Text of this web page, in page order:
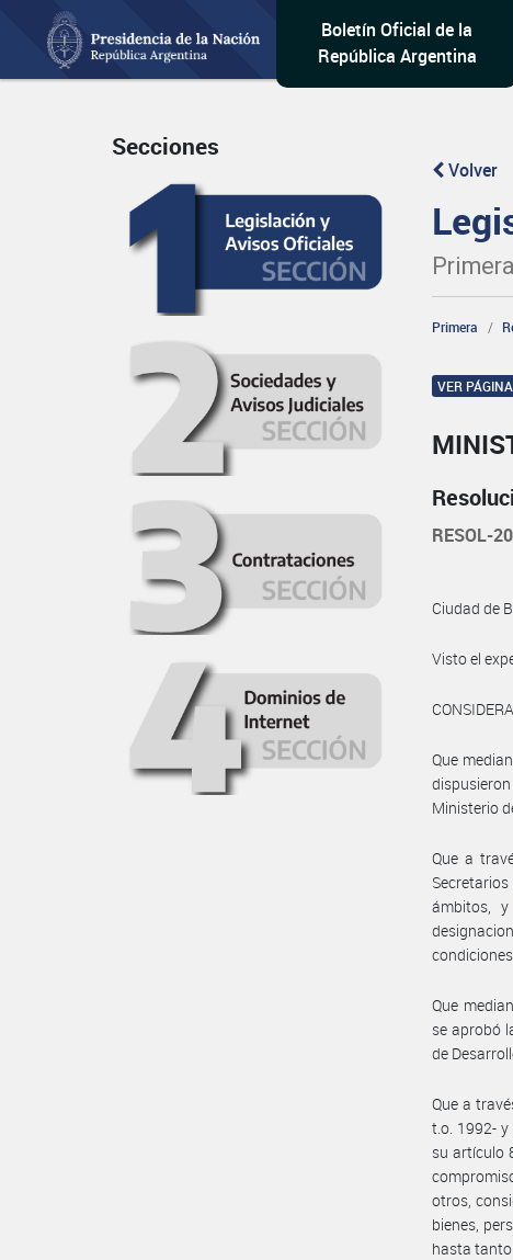
Boletín Oficial de la
República Argentina
Secciones
Volver
Primera
VER
RESOL-
Ciudad de
Visto el
Que
Ministerio
Que a
ámbitos,
Que
se aprobó
de
Que a
t.o. 1992-
su artículo
otros,
bienes,
hasta